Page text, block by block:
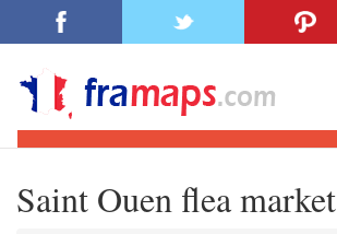
Saint Ouen flea market